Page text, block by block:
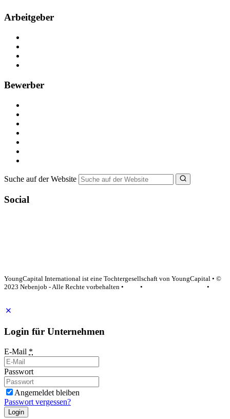
Arbeitgeber
Bewerber
Suche auf der Website
Social
YoungCapital International ist eine Tochtergesellschaft von YoungCapital • ©
2023 Nebenjob - Alle Rechte vorbehalten •
•
•
Login für Unternehmen
E-Mail *
Passwort
Angemeldet bleiben
Passwort vergessen?
Login